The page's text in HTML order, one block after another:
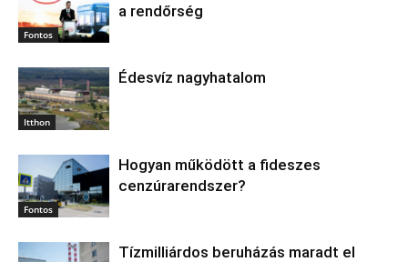
Fontos
a rendőrség
Itthon
Édesvíz nagyhatalom
Fontos
Hogyan működött a fideszes
cenzúrarendszer?
Tízmilliárdos beruházás maradt el